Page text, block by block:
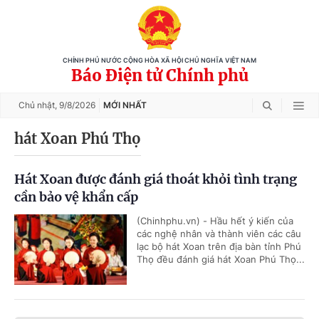
CHÍNH PHỦ NƯỚC CỘNG HÒA XÃ HỘI CHỦ NGHĨA VIỆT NAM
Báo Điện tử Chính phủ
Chủ nhật, 9/8/2026 MỚI NHẤT
hát Xoan Phú Thọ
Hát Xoan được đánh giá thoát khỏi tình trạng
cần bảo vệ khẩn cấp
(Chinhphu.vn) - Hầu hết ý kiến của
các nghệ nhân và thành viên các câu
lạc bộ hát Xoan trên địa bàn tỉnh Phú
Thọ đều đánh giá hát Xoan Phú Thọ...